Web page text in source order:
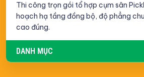
Thi công trọn gói tổ hợp cụm sân
hoạch hạ tầng đồng bộ, độ phẳng
cao đúng.
DANH MỤC